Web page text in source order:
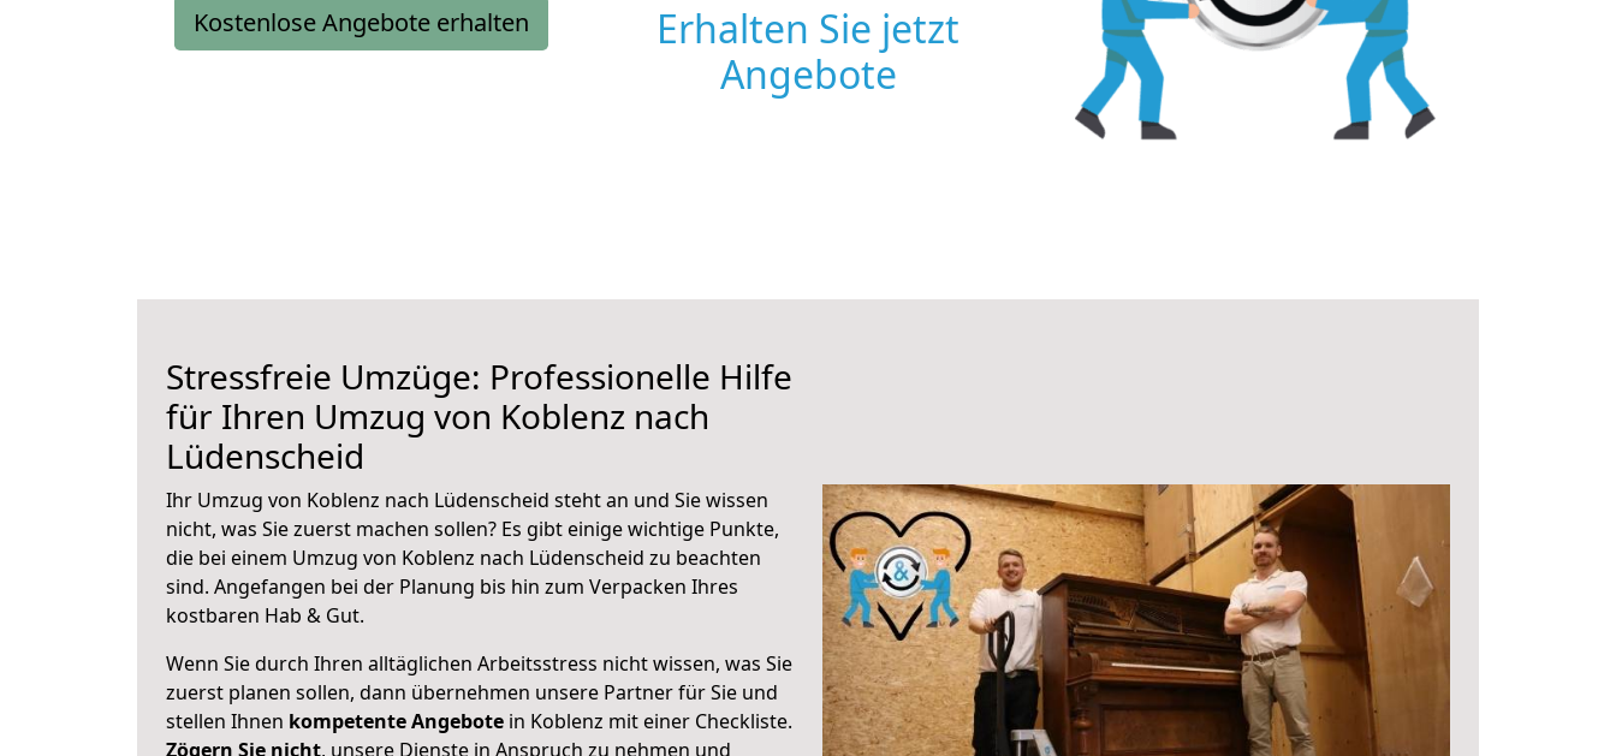
Kostenlose Angebote erhalten
Erhalten Sie jetzt
Angebote
Stressfreie Umzüge: Professionelle Hilfe
für Ihren Umzug von Koblenz nach
Lüdenscheid
Ihr Umzug von Koblenz nach Lüdenscheid steht an und Sie wissen
nicht, was Sie zuerst machen sollen? Es gibt einige wichtige Punkte,
die bei einem Umzug von Koblenz nach Lüdenscheid zu beachten
sind. Angefangen bei der Planung bis hin zum Verpacken Ihres
kostbaren Hab & Gut.
Wenn Sie durch Ihren alltäglichen Arbeitsstress nicht wissen, was Sie
zuerst planen sollen, dann übernehmen unsere Partner für Sie und
stellen Ihnen kompetente Angebote in Koblenz mit einer Checkliste.
Zögern Sie nicht, unsere Dienste in Anspruch zu nehmen und